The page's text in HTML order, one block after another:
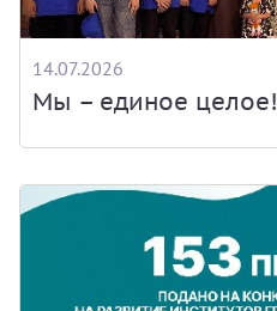
14.07.2026
Мы – единое целое!